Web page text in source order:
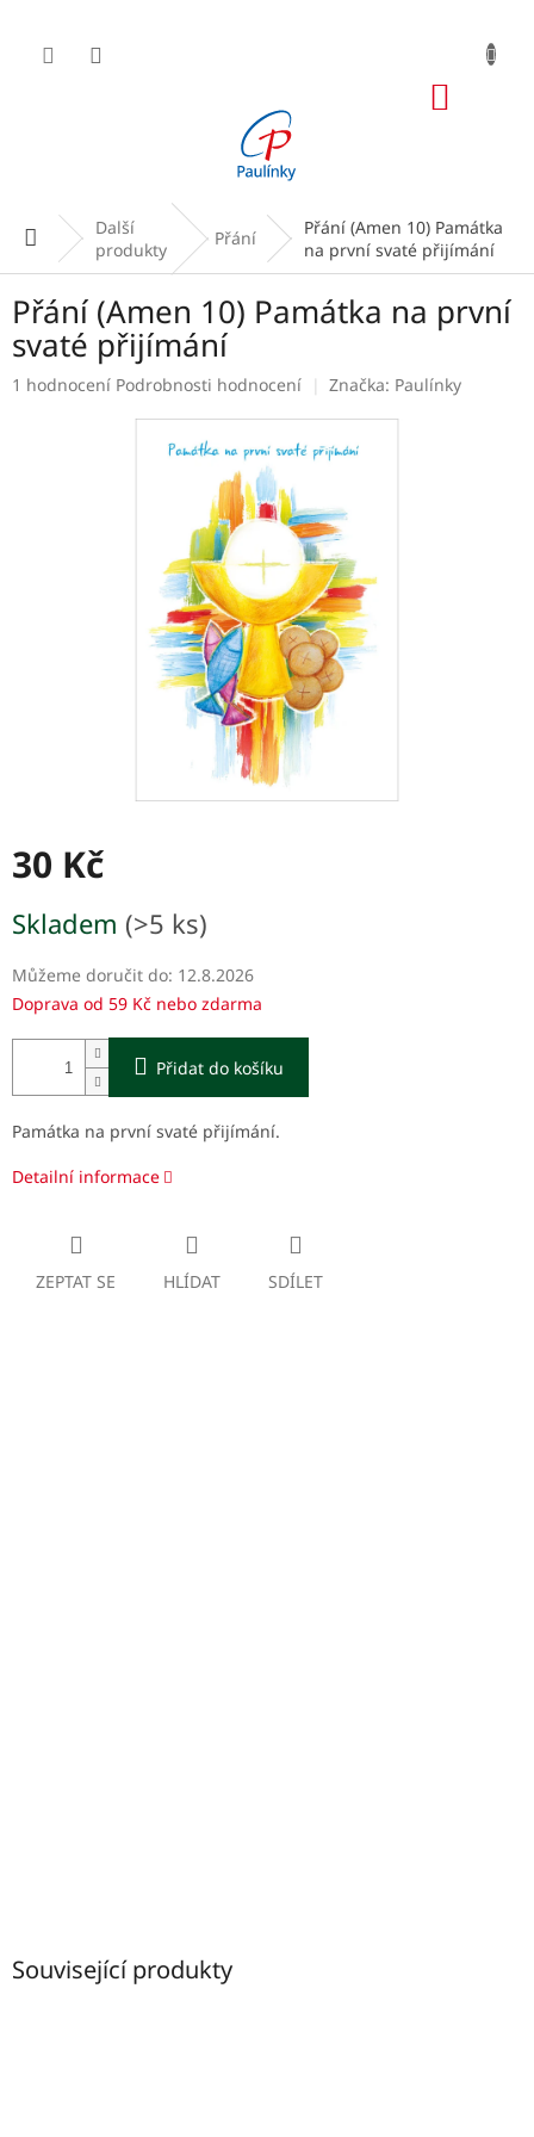
obsah
Domů Další
produkty
Přání
Přání (Amen 10) Památka
na první svaté přijímání
Přání (Amen 10) Památka na první
svaté přijímání
Průměrné
1 hodnocení Podrobnosti hodnocení Značka: Paulínky
30 Kč
cena:
Skladem (>5 ks)
Můžeme doručit do: 12.8.2026
Doprava od 59 Kč nebo zdarma
Přidat do košíku
Památka na první svaté přijímání.
Detailní informace
ZEPTAT SE HLÍDAT SDÍLET
Související produkty